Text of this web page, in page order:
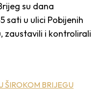
su dana
sati u ulici Pobijenih
zaustavili i kontrolirali